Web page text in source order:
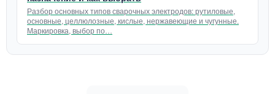
Разбор основных типов сварочных электродов: рутиловые,
основные, целлюлозные, кислые, нержавеющие и чугунные.
Маркировка, выбор по…